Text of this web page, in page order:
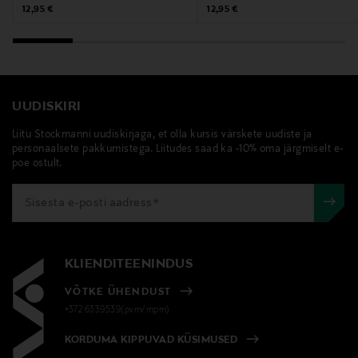
info@fh-group.se
Original Price
12,95 €
Original Price
12,95 €
UUDISKIRI
Liitu Stockmanni uudiskirjaga, et olla kursis värskete uudiste ja
personaalsete pakkumistega. Liitudes saad ka -10% oma järgmiselt e-
poe ostult.
KLIENDITEENINDUS
VÕTKE ÜHENDUST
+372 6339539(pvm/mpm)
KORDUMA KIPPUVAD KÜSIMUSED